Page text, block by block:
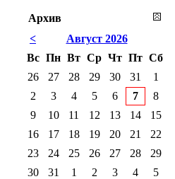
Архив
<
Август 2026
Вс Пн Вт Ср Чт Пт Сб
26
27 28 29 30 31
1
2
3 4 5 6 7
8
9
10 11 12 13 14
15
16
17 18 19 20 21
22
23
24 25 26 27 28
29
30
31 1 2 3 4 5